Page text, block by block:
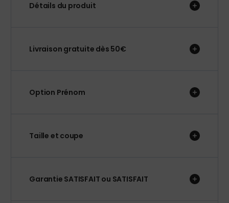
Détails du produit
Livraison gratuite dès 50€
Option Prénom
Taille et coupe
Garantie SATISFAIT ou SATISFAIT